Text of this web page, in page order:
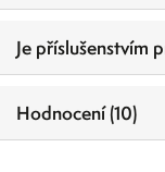
Je příslušenstvím
Hodnocení (10)